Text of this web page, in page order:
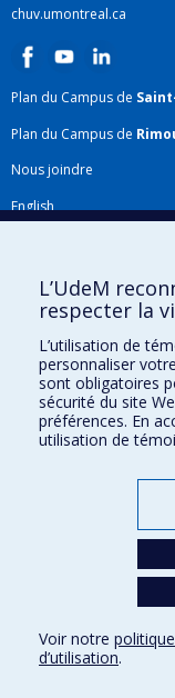
chuv.umontreal.ca
Plan du Campus de
Plan du Campus de
Nous joindre
English
Plan du site
Accessibilité
Gabarits et image de
Agenda FMV &
La Faculté de médecine
l'agrément complet de l'
Conditions d’utilisation
L’UdeM
respecter la
L’utilisation de
personnaliser
sont obligatoires
sécurité du site
préférences. En
utilisation de
Voir notre
d’utilisation.